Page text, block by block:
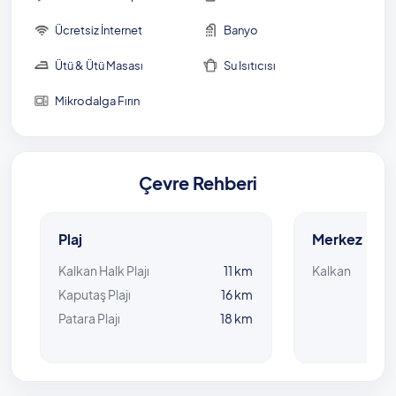
kiralamalarda ısıtma hizmeti hediyemizdir.
Ücretsiz İnternet Banyo
Ütü & Ütü Masası Su Isıtıcısı
Mikrodalga Fırın
Çevre Rehberi
Plaj
Kalkan Halk Plajı
11 km
Kaputaş Plajı
16 km
Patara Plajı
18 km
Merkez
Kalkan